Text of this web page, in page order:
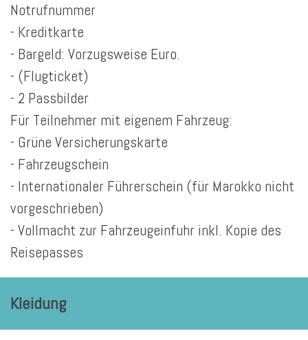
Notrufnummer
- Kreditkarte
- Bargeld: Vorzugsweise Euro.
- (Flugticket)
- 2 Passbilder
Für Teilnehmer mit eigenem Fahrzeug:
- Grüne Versicherungskarte
- Fahrzeugschein
- Internationaler Führerschein (für Marokko nicht
vorgeschrieben)
- Vollmacht zur Fahrzeugeinfuhr inkl. Kopie des
Reisepasses
Kleidung